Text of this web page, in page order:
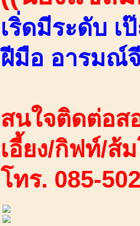
เริ่ดมีระดับ เ
ฝีมือ อารมณ์
สนใจติดต่อส
เอี้ยง/กิฟท์/ส้
โทร. 085-